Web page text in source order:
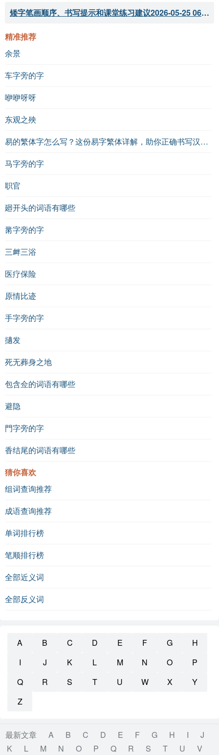
矮字笔画顺序、书写提示和课堂练习建议 2026-05-25 06:04:33
精准推荐
余景
车字旁的字
咿咿呀呀
东观之殃
易的繁体字怎么写？这份易字繁体详解，助你正确书写汉字_汉字繁体学习
马字旁的字
职官
廻开头的词语有哪些
黹字旁的字
三衅三浴
医疗保险
原情比迹
手字旁的字
擿发
死无葬身之地
包含佥的词语有哪些
避隐
門字旁的字
香结尾的词语有哪些
猜你喜欢
组词查询推荐
成语查询推荐
单词排行榜
笔顺排行榜
全部近义词
全部反义词
A B C D E F G
H
I
J K L M N O
P
Q
R S T U W X
Y
Z
最新文章 A B C D E F G H I
J
K
L M N O P Q R S T U V